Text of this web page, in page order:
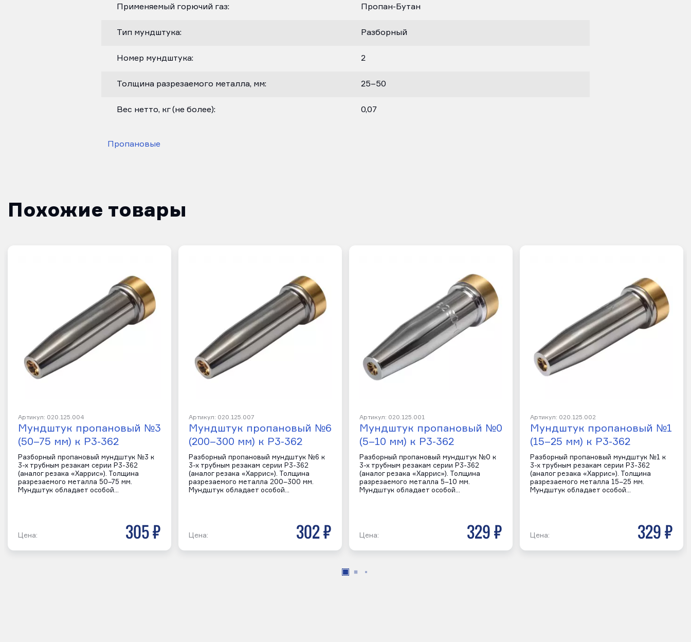
Применяемый горючий газ: Пропан-Бутан
Тип мундштука: Разборный
Номер мундштука: 2
Толщина разрезаемого металла, мм: 25–50
Вес нетто, кг (не более): 0,07
Пропановые
Похожие товары
Артикул: 020.125.004
Мундштук пропановый №3
(50–75 мм) к Р3-362
Разборный пропановый мундштук №3 к
3-х трубным резакам серии Р3-362
(аналог резака «Харрис»). Толщина
разрезаемого металла 50–75 мм.
Мундштук обладает особой…
Цена: 305 р
Артикул: 020.125.007
Мундштук пропановый №6
(200–300 мм) к Р3-362
Разборный пропановый мундштук №6 к
3-х трубным резакам серии Р3-362
(аналог резака «Харрис»). Толщина
разрезаемого металла 200–300 мм.
Мундштук обладает особой…
Цена: 302 р
Артикул: 020.125.001
Мундштук пропановый №0
(5–10 мм) к Р3-362
Разборный пропановый мундштук №0 к
3-х трубным резакам серии Р3-362
(аналог резака «Харрис»). Толщина
разрезаемого металла 5–10 мм.
Мундштук обладает особой…
Цена: 329 р
Артикул: 020.125.002
Мундштук пропановый №1
(15–25 мм) к Р3-362
Разборный пропановый мундштук №1 к
3-х трубным резакам серии Р3-362
(аналог резака «Харрис»). Толщина
разрезаемого металла 15–25 мм.
Мундштук обладает особой…
Цена: 329 р